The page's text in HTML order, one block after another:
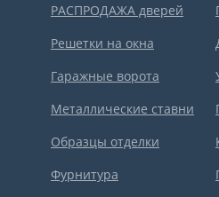
РАСПРОДАЖА дверей
Решетки на окна
Гаражные ворота
Металлические ставни
Образцы отделки
Фурнитура